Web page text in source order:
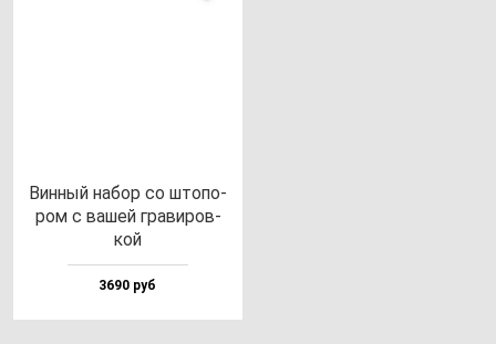
Вин­ный на­бор со што­по­
ром с ва­шей гра­ви­ров­
кой
3690 руб